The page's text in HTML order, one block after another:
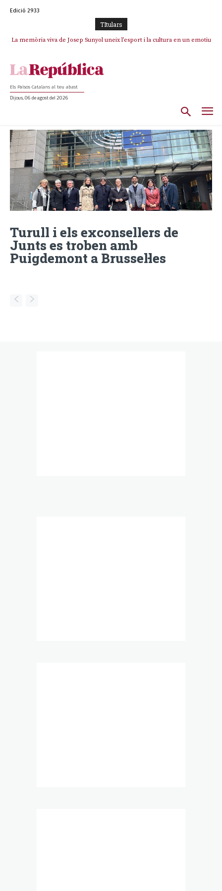
Edició 2933
TItulars
La memòria viva de Josep Sunyol uneix l’esport i la cultura en un emotiu
Els Països Catalans al teu abast
Dijous, 06 de agost del 2026
Turull i els exconsellers de
Junts es troben amb
Puigdemont a Brussel·les